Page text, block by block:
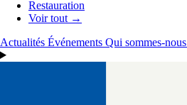
Restauration
Voir tout →
Actualités Événements Qui sommes-nous